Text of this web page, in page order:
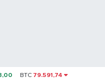
BTC 79.591,74